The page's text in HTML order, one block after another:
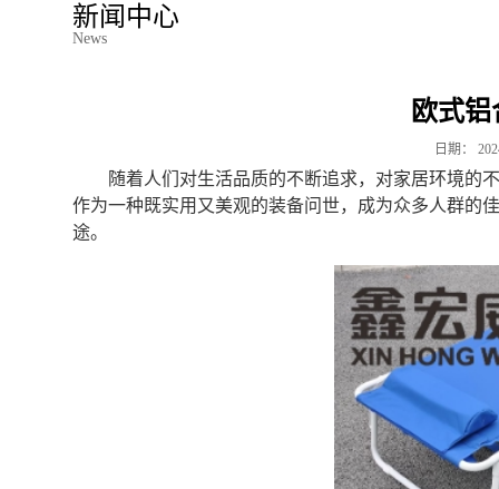
新闻中心
News
欧式
日期：
随着人们对生活品质的不断追求，对家居环境的
作为一种既实用又美观的装备问世，成为众多人群的
途。